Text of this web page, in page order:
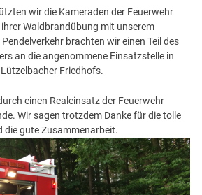
wir die Kameraden der Feuerwehr
Waldbrandübung mit unserem
brachten wir einen Teil des
an die angenommene Einsatzstelle in
Friedhofs.
einen Realeinsatz der Feuerwehr
Wir sagen trotzdem Danke für die tolle
die gute Zusammenarbeit.